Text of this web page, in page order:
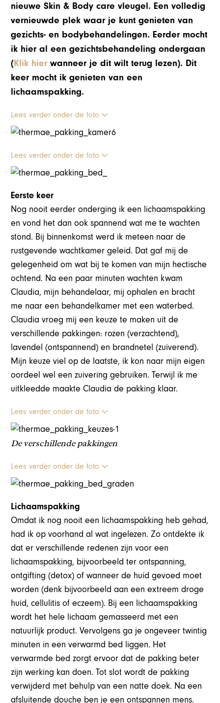
nieuwe Skin & Body care vleugel. Een volledig
vernieuwde plek waar je kunt genieten van
gezichts- en bodybehandelingen. Eerder mocht
ik hier al een gezichtsbehandeling ondergaan
(Klik hierwanneer je dit wilt terug lezen). Dit
keer mocht ik genieten van een
lichaamspakking.
Lees verder onder de foto
Lees verder onder de foto
Eerste keer
Nog nooit eerder onderging ik een lichaamspakking
en vond het dan ook spannend wat me te wachten
stond. Bij binnenkomst werd ik meteen naar de
rustgevende wachtkamer geleid. Dat gaf mij de
gelegenheid om wat bij te komen van mijn hectische
ochtend. Na een paar minuten wachten kwam
Claudia, mijn behandelaar, mij ophalen en bracht
me naar een behandelkamer met een waterbed.
Claudia vroeg mij een keuze te maken uit de
verschillende pakkingen: rozen (verzachtend),
lavendel (ontspannend) en brandnetel (zuiverend).
Mijn keuze viel op de laatste, ik kon naar mijn eigen
oordeel wel een zuivering gebruiken. Terwijl ik me
uitkleedde maakte Claudia de pakking klaar.
Lees verder onder de foto
De verschillende pakkingen
Lees verder onder de foto
Lichaamspakking
Omdat ik nog nooit een lichaamspakking heb gehad,
had ik op voorhand al wat ingelezen. Zo ontdekte ik
dat er verschillende redenen zijn voor een
lichaamspakking, bijvoorbeeld ter ontspanning,
ontgifting (detox) of wanneer de huid gevoed moet
worden (denk bijvoorbeeld aan een extreem droge
huid, cellulitis of eczeem). Bij een lichaamspakking
wordt het hele lichaam gemasseerd met een
natuurlijk product. Vervolgens ga je ongeveer twintig
minuten in een verwarmd bed liggen. Het
verwarmde bed zorgt ervoor dat de pakking beter
zijn werking kan doen. Tot slot wordt de pakking
verwijderd met behulp van een natte doek. Na een
afsluitende douche ben je een ontspannen mens.